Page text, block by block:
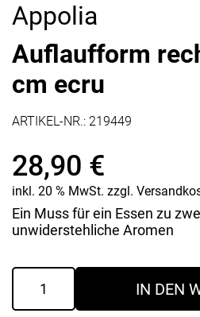
Appolia
Auflaufform
cm ecru
ARTIKEL-NR.: 219449
28,90 €
inkl. 20 % MwSt. zzgl.
Ein Muss für ein Essen zu
unwiderstehliche Aromen
Auflaufform
rechteckig
25
IN DEN